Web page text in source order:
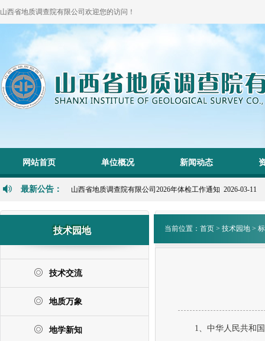
山西省地质调查院有限公司欢迎您的访问！
2
网站首页 单位概况 新闻动态
最新公告： 山西省地质调查院有限公司2026年体检工作通知 2026-03-11
技术园地
技术交流
地质万象
地学新知
当前位置： 首页 > 技术园地 >
1、中华人民共和国